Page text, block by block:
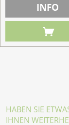
INFO
HABEN SIE
IHNEN